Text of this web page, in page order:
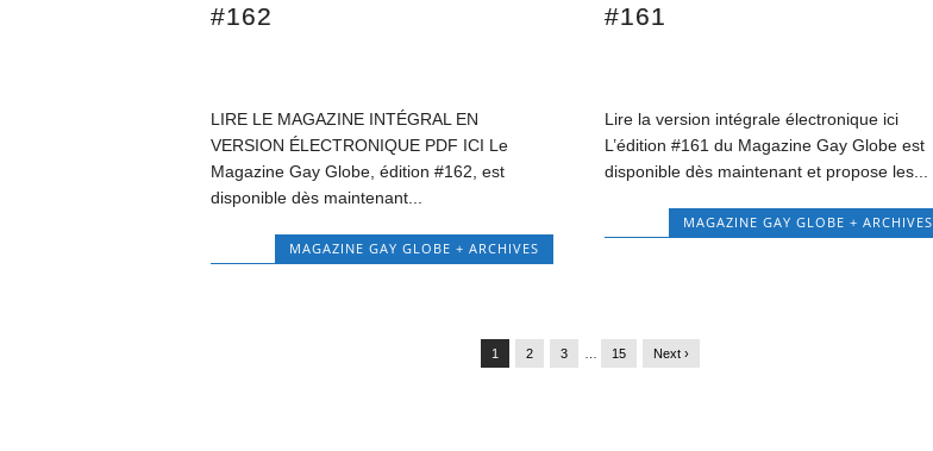
#162
LIRE LE MAGAZINE INTÉGRAL EN
VERSION ÉLECTRONIQUE PDF ICI Le
Magazine Gay Globe, édition #162, est
disponible dès maintenant...
MAGAZINE GAY GLOBE + ARCHIVES
#161
Lire la version intégrale électronique ici
L’édition #161 du Magazine Gay Globe est
disponible dès maintenant et propose les...
MAGAZINE GAY GLOBE + ARCHIVES
1 2 3 15 Next ›